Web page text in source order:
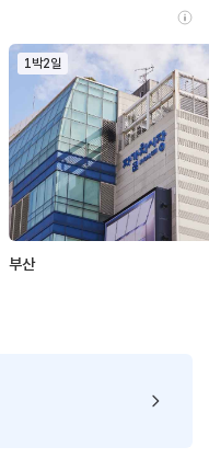
1박2일
부산